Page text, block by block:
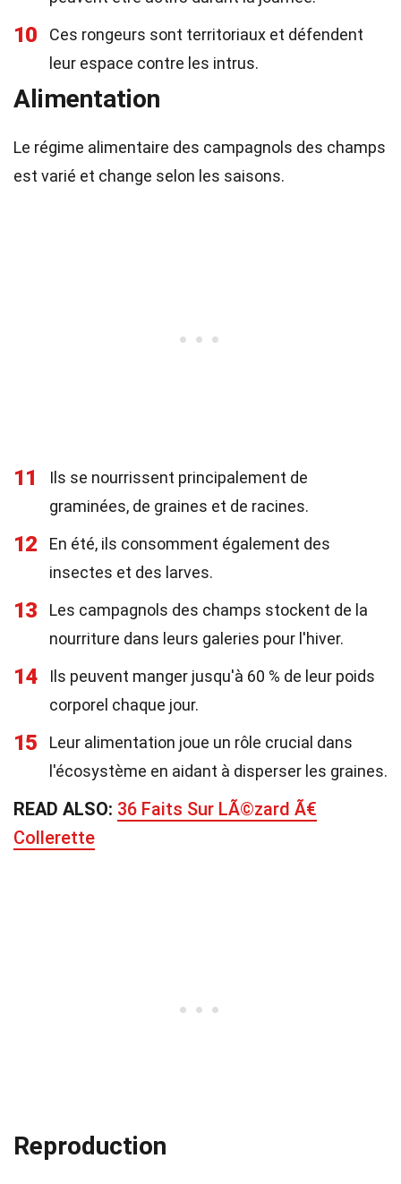
10
Ces rongeurs sont territoriaux et défendent
leur espace contre les intrus.
Alimentation
Le régime alimentaire des campagnols des champs
est varié et change selon les saisons.
11
Ils se nourrissent principalement de
graminées, de graines et de racines.
12
En été, ils consomment également des
insectes et des larves.
13
Les campagnols des champs stockent de la
nourriture dans leurs galeries pour l'hiver.
14
Ils peuvent manger jusqu'à 60 % de leur poids
corporel chaque jour.
15
Leur alimentation joue un rôle crucial dans
l'écosystème en aidant à disperser les graines.
READ ALSO: 36 Faits Sur LÃ©zard Ã€
Collerette
Reproduction